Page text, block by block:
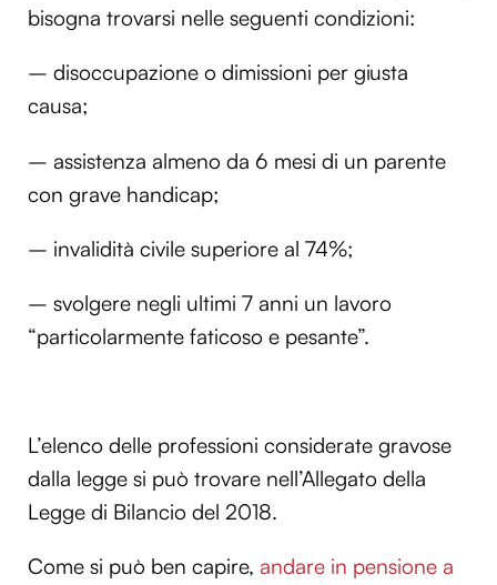
bisogna trovarsi nelle seguenti condizioni:
– disoccupazione o dimissioni per giusta
causa;
– assistenza almeno da 6 mesi di un parente
con grave handicap;
– invalidità civile superiore al 74%;
– svolgere negli ultimi 7 anni un lavoro
“particolarmente faticoso e pesante”.
L’elenco delle professioni considerate gravose
dalla legge si può trovare nell’Allegato della
Legge di Bilancio del 2018.
Come si può ben capire, andare in pensione a